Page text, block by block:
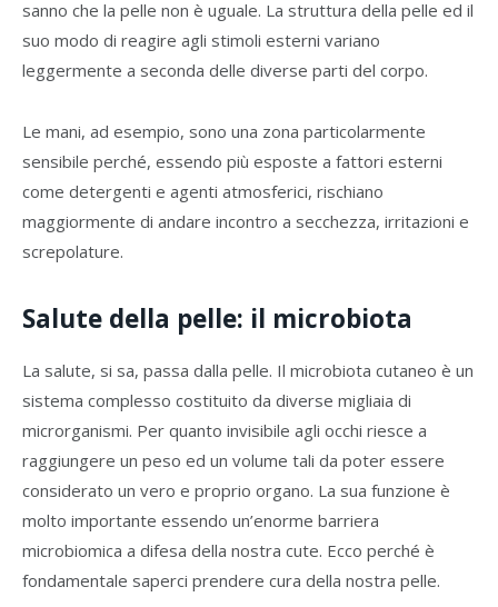
sanno che la pelle non è uguale. La struttura della pelle ed il
suo modo di reagire agli stimoli esterni variano
leggermente a seconda delle diverse parti del corpo.
Le mani, ad esempio, sono una zona particolarmente
sensibile perché, essendo più esposte a fattori esterni
come detergenti e agenti atmosferici, rischiano
maggiormente di andare incontro a secchezza, irritazioni e
screpolature.
Salute della pelle: il microbiota
La salute, si sa, passa dalla pelle. Il microbiota cutaneo è un
sistema complesso costituito da diverse migliaia di
microrganismi. Per quanto invisibile agli occhi riesce a
raggiungere un peso ed un volume tali da poter essere
considerato un vero e proprio organo. La sua funzione è
molto importante essendo un’enorme barriera
microbiomica a difesa della nostra cute. Ecco perché è
fondamentale saperci prendere cura della nostra pelle.